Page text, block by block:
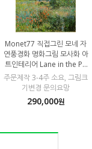
Monet77 직접그린 모네 자
연풍경화 명화그림 모사화 아
트인테리어 Lane in the Po
ppy Field 사이즈 60x80c
m 100% 수작업 캔버스유화
주문제작 3-4주 소요, 그림크
기변경 문의요망
290,000원